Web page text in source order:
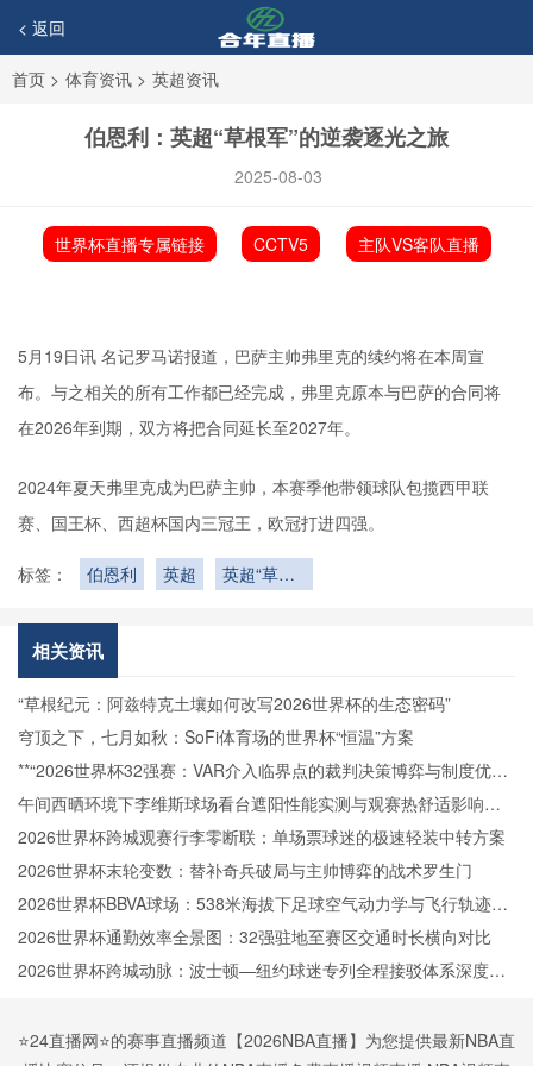
< 返回
首页 > 体育资讯 > 英超资讯
伯恩利：英超“草根军”的逆袭逐光之旅
2025-08-03
世界杯直播专属链接 CCTV5 主队VS客队直播
5月19日讯 名记罗马诺报道，巴萨主帅弗里克的续约将在本周宣
布。与之相关的所有工作都已经完成，弗里克原本与巴萨的合同将
在2026年到期，双方将把合同延长至2027年。
2024年夏天弗里克成为巴萨主帅，本赛季他带领球队包揽西甲联
赛、国王杯、西超杯国内三冠王，欧冠打进四强。
标签： 伯恩利 英超
英超“草根
相关资讯
“草根纪元：阿兹特克土壤如何改写2026世界杯的生态密码”
穹顶之下，七月如秋：SoFi体育场的世界杯“恒温”方案
**“2026世界杯32强赛：VAR介入临界点的裁判决策博弈与制度优化
路径”**
午间西晒环境下李维斯球场看台遮阳性能实测与观赛热舒适影响分
析
2026世界杯跨城观赛行李零断联：单场票球迷的极速轻装中转方案
2026世界杯末轮变数：替补奇兵破局与主帅博弈的战术罗生门
2026世界杯BBVA球场：538米海拔下足球空气动力学与飞行轨迹的
微扰动解析
2026世界杯通勤效率全景图：32强驻地至赛区交通时长横向对比
2026世界杯跨城动脉：波士顿—纽约球迷专列全程接驳体系深度拆
⭐️24直播网⭐️的赛事直播频道【2026NBA直播】为您提供最新NBA直